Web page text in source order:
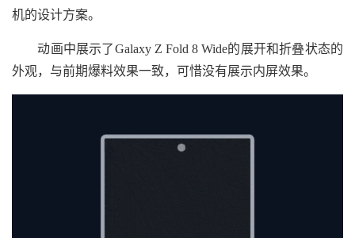
机的设计方案。
动画中展示了Galaxy Z Fold 8 Wide的展开和折叠状态的
外观，与前期爆料效果一致，可惜没有展示内屏效果。